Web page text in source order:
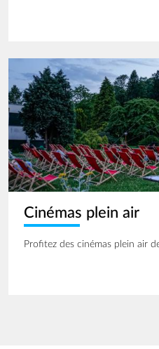
Cinémas plein air
Profitez des cinémas plein air